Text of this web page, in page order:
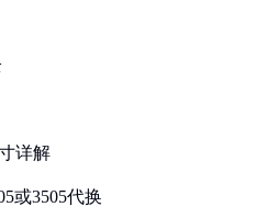
详解
或3505代换